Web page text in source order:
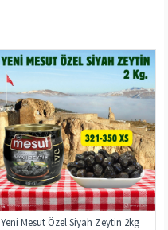
Yeni Mesut Özel Siyah Zeytin 2kg